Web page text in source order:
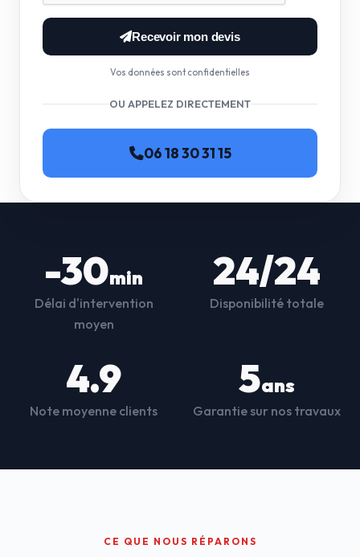
Recevoir mon devis
Vos données sont confidentielles
OU APPELEZ DIRECTEMENT
06 18 30 31 15
-30min
Délai d'intervention
moyen
24/24
Disponibilité totale
4.9
Note moyenne clients
5ans
Garantie sur nos travaux
CE QUE NOUS RÉPARONS